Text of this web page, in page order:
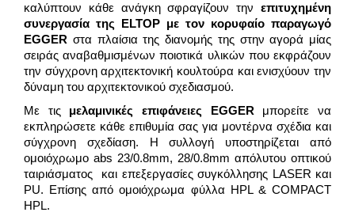
καλύπτουν κάθε ανάγκη σφραγίζουν την επιτυχημένη
συνεργασία της ELTOP με τον κορυφαίο παραγωγό
EGGER στα πλαίσια της διανομής της στην αγορά μίας
σειράς αναβαθμισμένων ποιοτικά υλικών που εκφράζουν
την σύγχρονη αρχιτεκτονική κουλτούρα και ενισχύουν την
δύναμη του αρχιτεκτονικού σχεδιασμού.
Με τις μελαμινικές επιφάνειες EGGER μπορείτε να
εκπληρώσετε κάθε επιθυμία σας για μοντέρνα σχέδια και
σύγχρονη σχεδίαση. Η συλλογή υποστηρίζεται από
ομοιόχρωμο abs 23/0.8mm, 28/0.8mm απόλυτου οπτικού
ταιριάσματος και επεξεργασίες συγκόλλησης LASER και
PU. Επίσης από ομοιόχρωμα φύλλα HPL & COMPACT
HPL.